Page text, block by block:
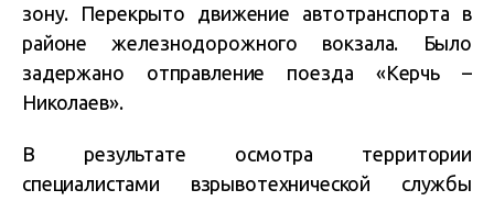
зону. Перекрыто движение автотранспорта в
районе железнодорожного вокзала. Было
задержано отправление поезда «Керчь –
Николаев».
В результате осмотра территории
специалистами взрывотехнической службы